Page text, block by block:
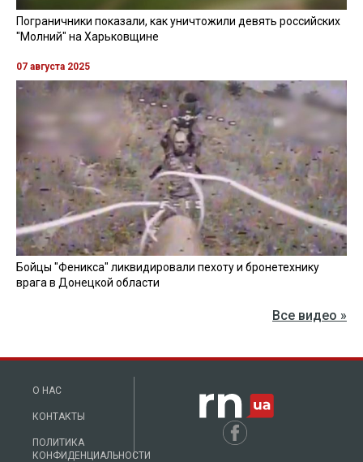
Пограничники показали, как уничтожили девять российских
"Молний" на Харьковщине
07 августа 2025
Бойцы "Феникса" ликвидировали пехоту и бронетехнику
врага в Донецкой области
Все видео »
О НАС
КОНТАКТЫ
ПОЛИТИКА
КОНФИДЕНЦИАЛЬНОСТИ